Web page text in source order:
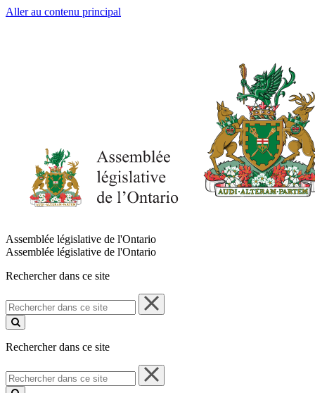
Aller au contenu principal
Assemblée législative de l'Ontario
Assemblée législative de l'Ontario
Rechercher dans ce site
Rechercher
dans
ce
Rechercher dans ce site
Rechercher
dans